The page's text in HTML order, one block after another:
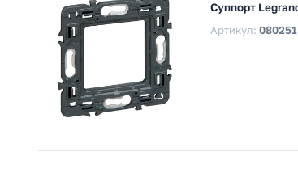
Суппорт
Артикул: 080251